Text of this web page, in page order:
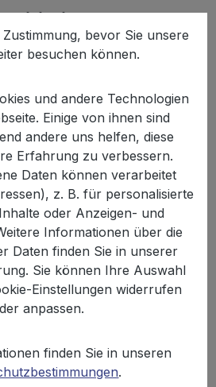
Lime 85g
Versandkosten
bevor Sie unsere
besuchen können.
und andere Technologien
Einige von ihnen sind
andere uns helfen, diese
Erfahrung zu verbessern.
Daten können verarbeitet
z. B. für personalisierte
oder Anzeigen- und
Informationen über die
Daten finden Sie in unserer
Sie können Ihre Auswahl
Einstellungen widerrufen
anpassen.
finden Sie in unseren
.